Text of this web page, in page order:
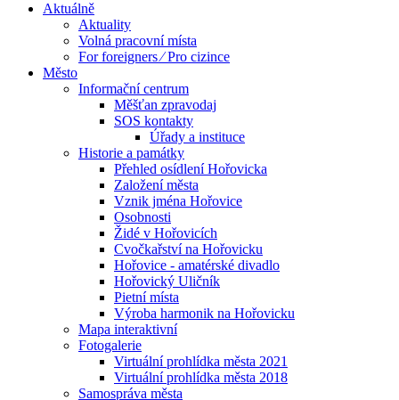
Aktuálně
Aktuality
Volná pracovní místa
For foreigners ⁄ Pro cizince
Město
Informační centrum
Měšťan zpravodaj
SOS kontakty
Úřady a instituce
Historie a památky
Přehled osídlení Hořovicka
Založení města
Vznik jména Hořovice
Osobnosti
Židé v Hořovicích
Cvočkařství na Hořovicku
Hořovice - amatérské divadlo
Hořovický Uličník
Pietní místa
Výroba harmonik na Hořovicku
Mapa interaktivní
Fotogalerie
Virtuální prohlídka města 2021
Virtuální prohlídka města 2018
Samospráva města